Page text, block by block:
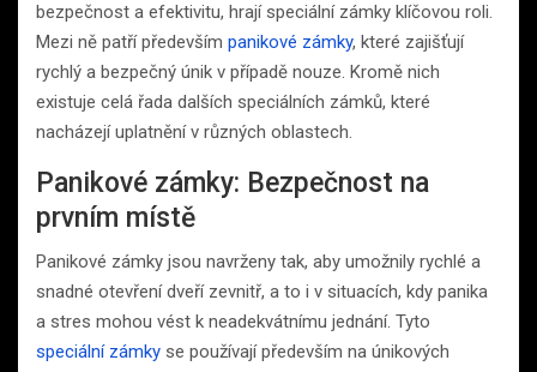
bezpečnost a efektivitu, hrají speciální zámky klíčovou roli.
Mezi ně patří především panikové zámky, které zajišťují
rychlý a bezpečný únik v případě nouze. Kromě nich
existuje celá řada dalších speciálních zámků, které
nacházejí uplatnění v různých oblastech.
Panikové zámky: Bezpečnost na
prvním místě
Panikové zámky jsou navrženy tak, aby umožnily rychlé a
snadné otevření dveří zevnitř, a to i v situacích, kdy panika
a stres mohou vést k neadekvátnímu jednání. Tyto
speciální zámky se používají především na únikových